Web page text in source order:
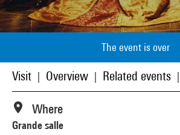
The event is over
Visit Overview Related events
Where
Grande salle